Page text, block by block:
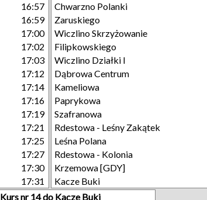
16:57
16:59
17:00
17:02
17:03
17:12
17:14
17:16
17:19
17:21
17:25
17:27
17:30
17:31
Chwarzno Polanki
Zaruskiego
Wiczlino Skrzyżowanie
Filipkowskiego
Wiczlino Działki I
Dąbrowa Centrum
Kameliowa
Paprykowa
Szafranowa
Rdestowa - Leśny Zakątek
Leśna Polana
Rdestowa - Kolonia
Krzemowa [GDY]
Kacze Buki
Kurs nr 14 do Kacze Buki